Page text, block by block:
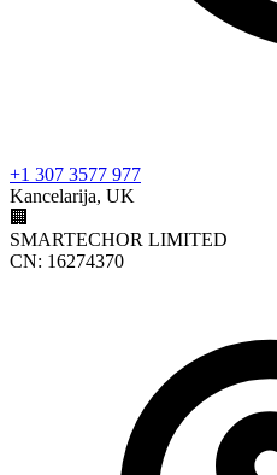
+1 307 3577 977
Kancelarija, UK
🏢
SMARTECHOR LIMITED
CN: 16274370